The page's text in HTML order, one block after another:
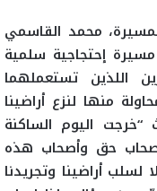
محمد القاسمي
مسيرة إحتجاجية سلمية
اللذين تستعملهما
منها لنزع أراضينا
اليوم الساكنة
أصحاب حق وأصحاب هذه
أراضينا وتجريدنا